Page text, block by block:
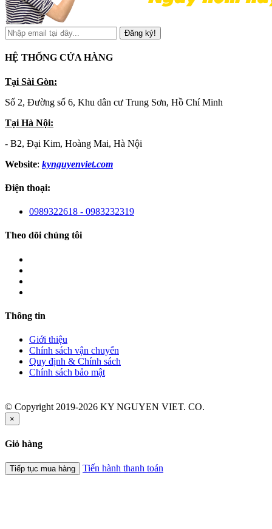
Đăng ký!
HỆ THỐNG CỬA HÀNG
Tại Sài Gòn:
Số 2, Đường số 6, Khu dân cư Trung Sơn, Hồ Chí Minh
Tại Hà Nội:
- B2, Đại Kim, Hoàng Mai, Hà Nội
Website: kynguyenviet.com
Điện thoại:
0989322618 - 0983232319
Theo dõi chúng tôi
Thông tin
Giới thiệu
Chính sách vận chuyển
Quy định & Chính sách
Chính sách bảo mật
© Copyright 2019-2026 KY NGUYEN VIET. CO.
×
Giỏ hàng
Tiếp tục mua hàng Tiến hành thanh toán